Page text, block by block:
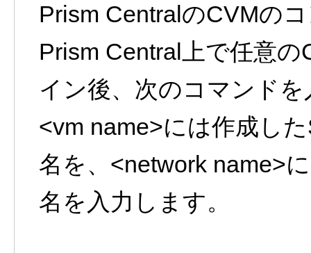
Prism CentralのCVMの
Prism Central上で任意
イン後、次のコマンド
<vm name>には作成し
名を、<network name>
名を入力します。